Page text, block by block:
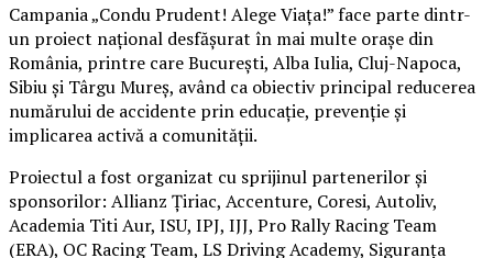
Campania „Condu Prudent! Alege Viața!” face parte dintr-
un proiect național desfășurat în mai multe orașe din
România, printre care București, Alba Iulia, Cluj-Napoca,
Sibiu și Târgu Mureș, având ca obiectiv principal reducerea
numărului de accidente prin educație, prevenție și
implicarea activă a comunității.
Proiectul a fost organizat cu sprijinul partenerilor și
sponsorilor: Allianz Țiriac, Accenture, Coresi, Autoliv,
Academia Titi Aur, ISU, IPJ, IJJ, Pro Rally Racing Team
(ERA), OC Racing Team, LS Driving Academy, Siguranța